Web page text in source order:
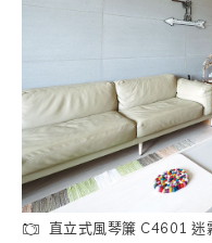
直立式風琴簾 C4601 迷